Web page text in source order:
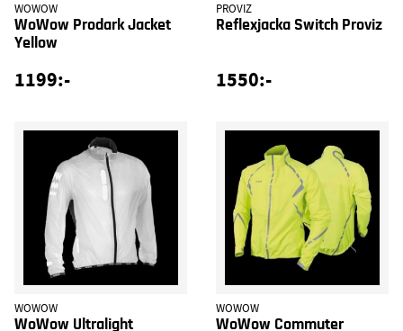
WOWOW
WoWow Prodark Jacket
Yellow
1199:-
PROVIZ
Reflexjacka Switch Proviz
1550:-
WOWOW
WoWow Ultralight
WOWOW
WoWow Commuter